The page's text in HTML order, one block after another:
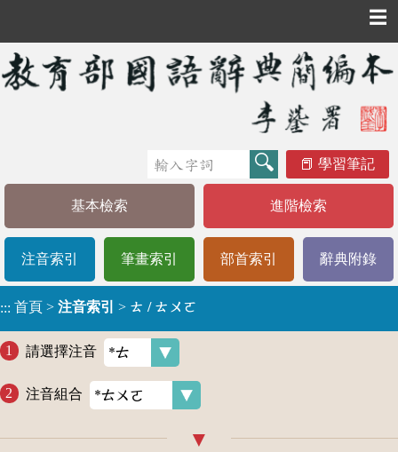
☰
學習筆記
基本檢索 進階檢索
注音索引 筆畫索引 部首索引 辭典附錄
::: 首頁 > 注音索引 > ㄊ / ㄊㄨㄛ
請選擇注音
注音組合